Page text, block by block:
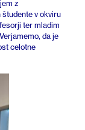
z
v okviru
ter mladim
da je
celotne